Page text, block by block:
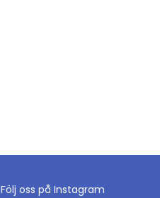
Följ oss på Instagram